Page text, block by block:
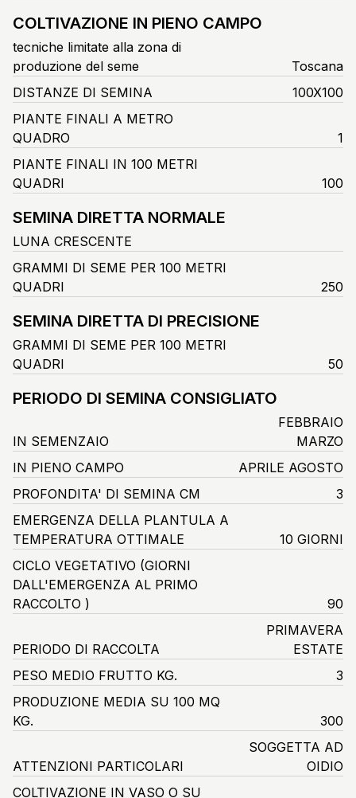
COLTIVAZIONE IN PIENO CAMPO
tecniche limitate alla zona di
produzione del seme
Toscana
DISTANZE DI SEMINA
100X100
PIANTE FINALI A METRO
QUADRO
1
PIANTE FINALI IN 100 METRI
QUADRI
100
SEMINA DIRETTA NORMALE
LUNA CRESCENTE
GRAMMI DI SEME PER 100 METRI
QUADRI
250
SEMINA DIRETTA DI PRECISIONE
GRAMMI DI SEME PER 100 METRI
QUADRI
50
PERIODO DI SEMINA CONSIGLIATO
IN SEMENZAIO
FEBBRAIO
MARZO
IN PIENO CAMPO
APRILE AGOSTO
PROFONDITA' DI SEMINA CM
3
EMERGENZA DELLA PLANTULA A
TEMPERATURA OTTIMALE
10 GIORNI
CICLO VEGETATIVO (GIORNI
DALL'EMERGENZA AL PRIMO
RACCOLTO )
90
PERIODO DI RACCOLTA
PRIMAVERA
ESTATE
PESO MEDIO FRUTTO KG.
3
PRODUZIONE MEDIA SU 100 MQ
KG.
300
ATTENZIONI PARTICOLARI
SOGGETTA AD
OIDIO
COLTIVAZIONE IN VASO O SU